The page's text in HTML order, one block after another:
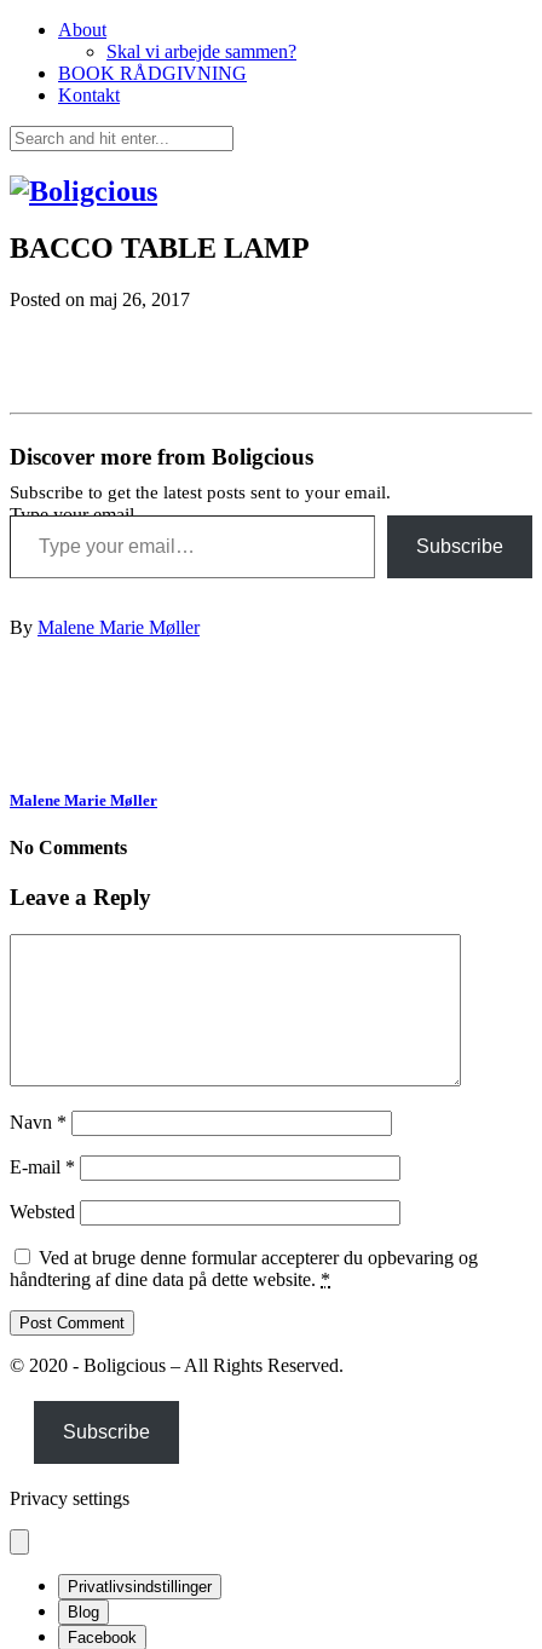
About
Skal vi arbejde sammen?
BOOK RÅDGIVNING
Kontakt
BACCO TABLE LAMP
Posted on maj 26, 2017
Discover more from Boligcious
Subscribe to get the latest posts sent to your email.
Type your email…
Subscribe
By Malene Marie Møller
Malene Marie Møller
No Comments
Leave a Reply
Navn *
E-mail *
Websted
Ved at bruge denne formular accepterer du opbevaring og
håndtering af dine data på dette website. *
© 2020 - Boligcious – All Rights Reserved.
Subscribe
Privacy settings
Privatlivsindstillinger
Blog
Facebook